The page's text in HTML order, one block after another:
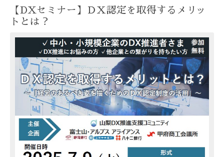
【DXセミナー】ＤＸ認定を取得するメリッ
トとは？